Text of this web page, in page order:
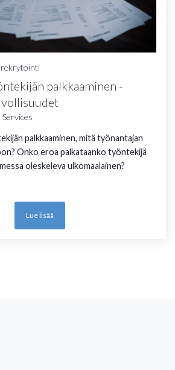
rekrytointi
palkkaaminen -
palkkaaminen, mitä työnantajan
Onko eroa palkataanko työntekijä
oleskeleva ulkomaalainen?
Lue lisää
Lue lisää